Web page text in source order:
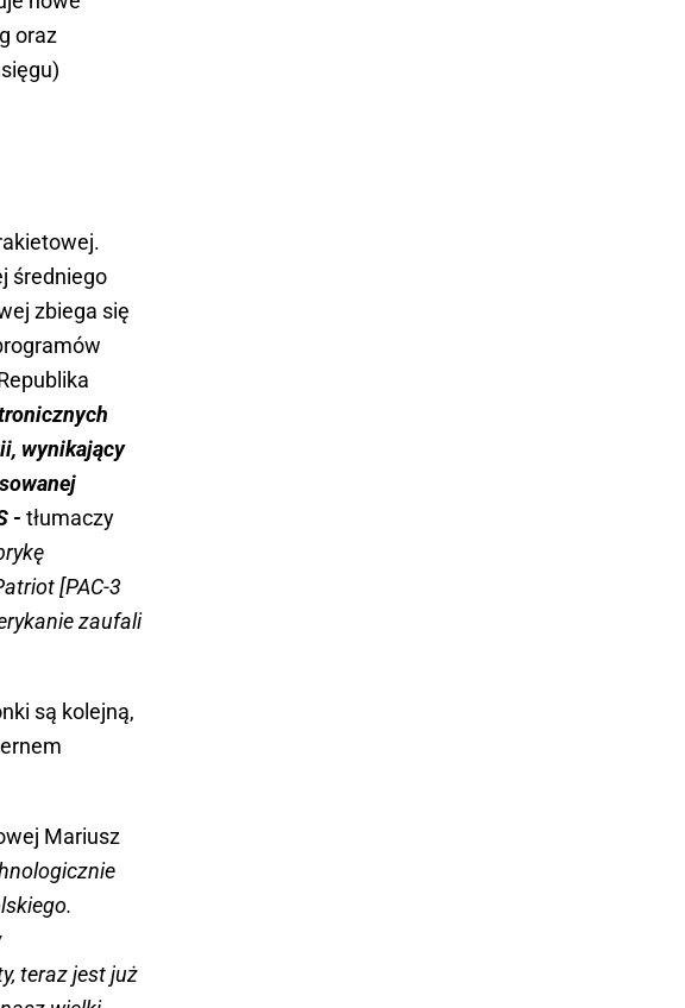
oraz
średniego
zbiega się
wynikający
- tłumaczy
[PAC-3
zaufali
są kolejną,
Mariusz
teraz jest już